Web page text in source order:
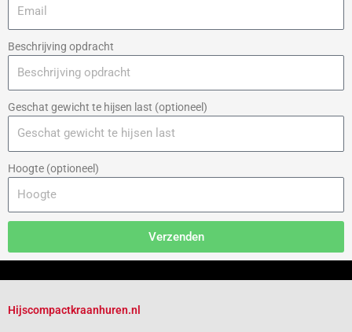
Beschrijving opdracht
Geschat gewicht te hijsen last (optioneel)
Hoogte (optioneel)
Verzenden
Hijscompactkraanhuren.nl